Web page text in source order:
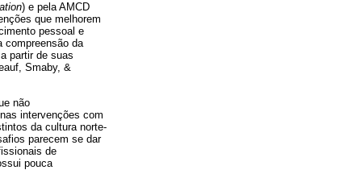
) e pela AMCD
que melhorem
pessoal e
compreensão da
partir de suas
Smaby, &
não
intervenções com
da cultura norte-
parecem se dar
de
pouca